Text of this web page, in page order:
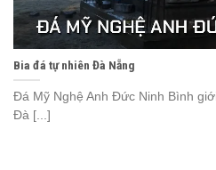
Bia đá tự nhiên Đà Nẵng
Đá Mỹ Nghệ Anh Đức Ninh Bình
Đà [...]